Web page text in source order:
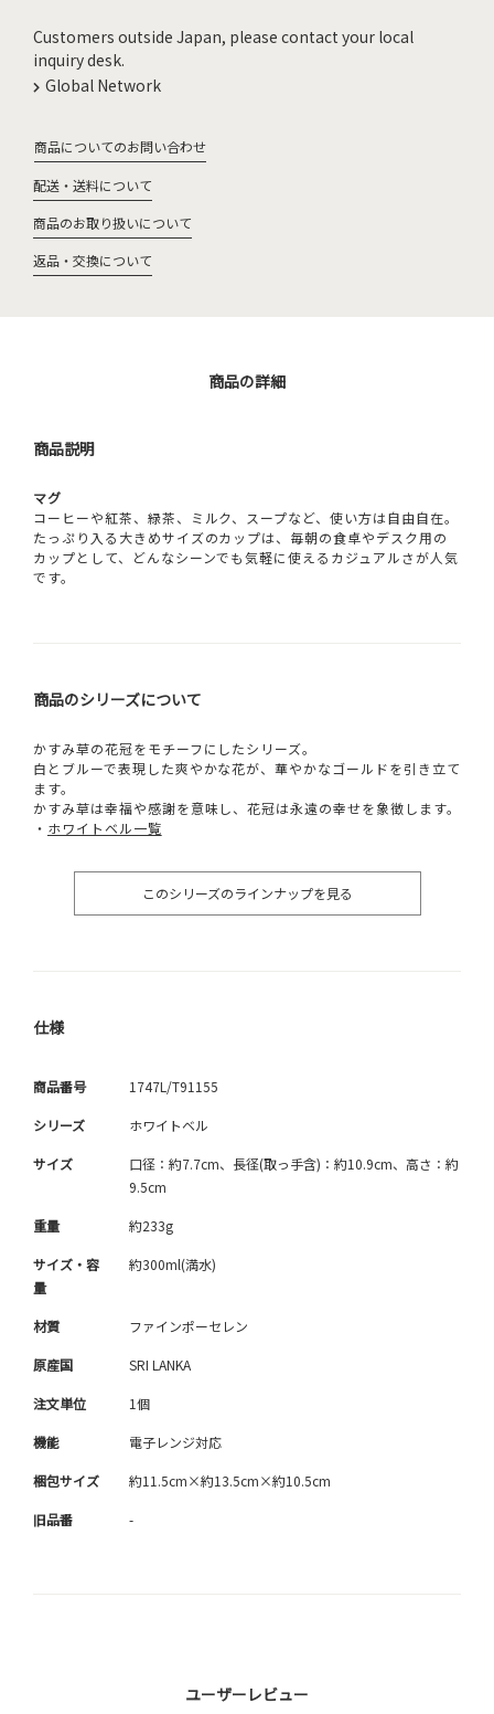
Customers outside Japan, please contact your local
inquiry desk.
Global Network
商品についてのお問い合わせ
配送・送料について
商品のお取り扱いについて
返品・交換について
商品の詳細
商品説明
マグ
コーヒーや紅茶、緑茶、ミルク、スープなど、使い方は自由自在。
たっぷり入る大きめサイズのカップは、毎朝の食卓やデスク用の
カップとして、どんなシーンでも気軽に使えるカジュアルさが人気
です。
商品のシリーズについて
かすみ草の花冠をモチーフにしたシリーズ。
白とブルーで表現した爽やかな花が、華やかなゴールドを引き立て
ます。
かすみ草は幸福や感謝を意味し、花冠は永遠の幸せを象徴します。
・ ホワイトベル一覧
このシリーズのラインナップを見る
仕様
商品番号 1747L/T91155
シリーズ ホワイトベル
サイズ
口径：約7.7cm、長径(取っ手含)：約10.9cm、高さ：約
9.5cm
重量 約233g
サイズ・容
量
約300ml(満水)
材質 ファインポーセレン
原産国 SRI LANKA
注文単位 1個
機能 電子レンジ対応
梱包サイズ 約11.5cm×約13.5cm×約10.5cm
旧品番 -
ユーザーレビュー